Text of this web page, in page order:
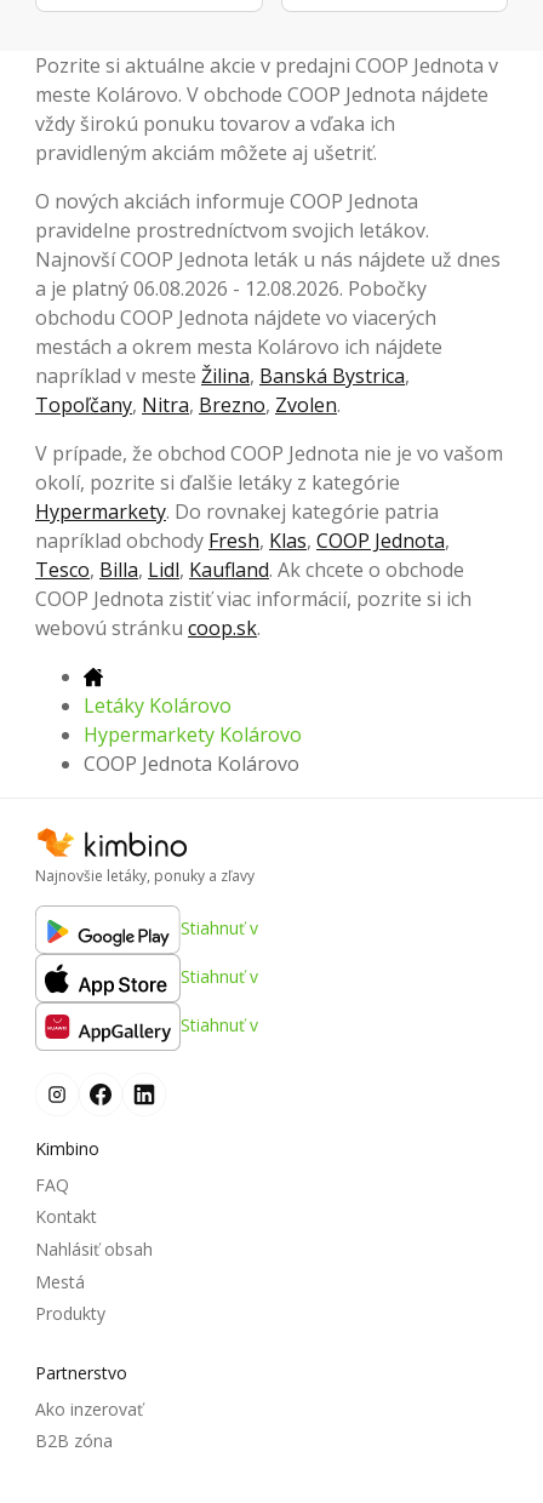
Pozrite si aktuálne akcie v predajni COOP Jednota v
meste Kolárovo. V obchode COOP Jednota nájdete
vždy širokú ponuku tovarov a vďaka ich
pravidleným akciám môžete aj ušetriť.
O nových akciách informuje COOP Jednota
pravidelne prostredníctvom svojich letákov.
Najnovší COOP Jednota leták u nás nájdete už dnes
a je platný 06.08.2026 - 12.08.2026. Pobočky
obchodu COOP Jednota nájdete vo viacerých
mestách a okrem mesta Kolárovo ich nájdete
napríklad v meste Žilina, Banská Bystrica,
Topoľčany, Nitra, Brezno, Zvolen.
V prípade, že obchod COOP Jednota nie je vo vašom
okolí, pozrite si ďalšie letáky z kategórie
Hypermarkety. Do rovnakej kategórie patria
napríklad obchody Fresh, Klas, COOP Jednota,
Tesco, Billa, Lidl, Kaufland. Ak chcete o obchode
COOP Jednota zistiť viac informácií, pozrite si ich
webovú stránku coop.sk.
Letáky Kolárovo
Hypermarkety Kolárovo
COOP Jednota Kolárovo
Najnovšie letáky, ponuky a zľavy
Stiahnuť v
Stiahnuť v
Stiahnuť v
Kimbino
FAQ
Kontakt
Nahlásiť obsah
Mestá
Produkty
Partnerstvo
Ako inzerovať
B2B zóna